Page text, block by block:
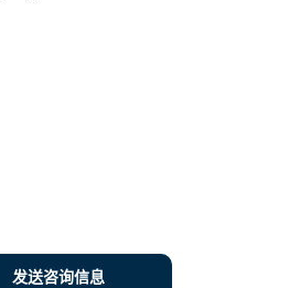
发送咨询信息